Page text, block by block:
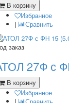
В корзину
Избранное
|
Сравнить
заказ
27Ф с
В корзину
Избранное